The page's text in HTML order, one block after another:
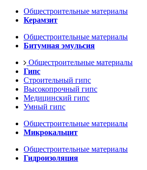
Общестроительные материалы
Керамзит
Общестроительные материалы
Битумная эмульсия
Общестроительные материалы
Гипс
Строительный гипс
Высокопрочный гипс
Медицинский гипс
Умный гипс
Общестроительные материалы
Микрокальцит
Общестроительные материалы
Гидроизоляция